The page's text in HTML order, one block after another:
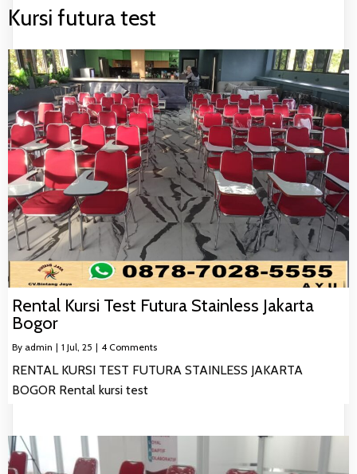
Kursi futura test
Rental Kursi Test Futura Stainless Jakarta
Bogor
By admin | 1 Jul, 25 | 4 Comments
RENTAL KURSI TEST FUTURA STAINLESS JAKARTA
BOGOR Rental kursi test